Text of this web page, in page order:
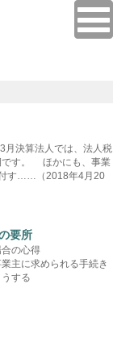
決算法人では、法人税
です。 ほかにも、事業
す……（2018年4月20
要所
の心得
主に求められる手続き
する